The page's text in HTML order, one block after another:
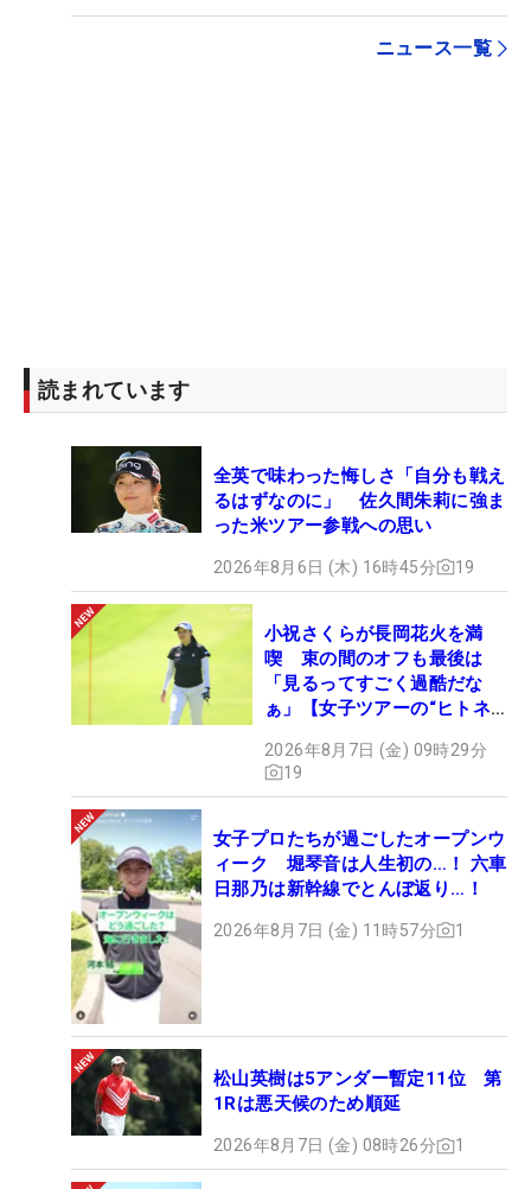
ニュース一覧
読まれています
全英で味わった悔しさ「自分も戦え
るはずなのに」 佐久間朱莉に強ま
った米ツアー参戦への思い
2026年8月6日 (木) 16時45分 19
小祝さくらが長岡花火を満
喫 束の間のオフも最後は
「見るってすごく過酷だな
ぁ」【女子ツアーの“ヒトネ
2026年8月7日 (金) 09時29分
19
女子プロたちが過ごしたオープンウ
ィーク 堀琴音は人生初の…！ 六車
日那乃は新幹線でとんぼ返り…！
2026年8月7日 (金) 11時57分 1
松山英樹は5アンダー暫定11位 第
1Rは悪天候のため順延
2026年8月7日 (金) 08時26分 1